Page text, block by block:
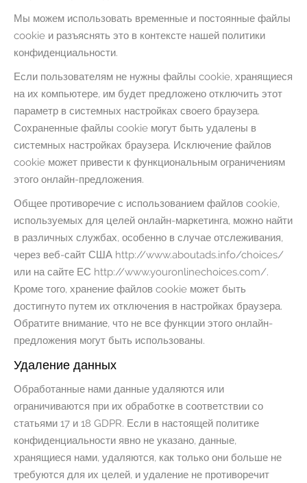
Мы можем использовать временные и постоянные файлы
cookie и разъяснять это в контексте нашей политики
конфиденциальности.
Если пользователям не нужны файлы cookie, хранящиеся
на их компьютере, им будет предложено отключить этот
параметр в системных настройках своего браузера.
Сохраненные файлы cookie могут быть удалены в
системных настройках браузера. Исключение файлов
cookie может привести к функциональным ограничениям
этого онлайн-предложения.
Общее противоречие с использованием файлов cookie,
используемых для целей онлайн-маркетинга, можно найти
в различных службах, особенно в случае отслеживания,
через веб-сайт США http://www.aboutads.info/choices/
или на сайте ЕС http://www.youronlinechoices.com/.
Кроме того, хранение файлов cookie может быть
достигнуто путем их отключения в настройках браузера.
Обратите внимание, что не все функции этого онлайн-
предложения могут быть использованы.
Удаление данных
Обработанные нами данные удаляются или
ограничиваются при их обработке в соответствии со
статьями 17 и 18 GDPR. Если в настоящей политике
конфиденциальности явно не указано, данные,
хранящиеся нами, удаляются, как только они больше не
требуются для их целей, и удаление не противоречит